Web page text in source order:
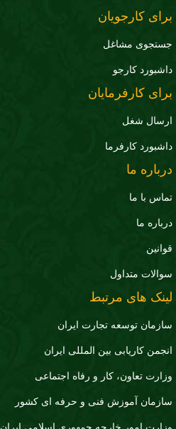
برای کارجویان
جستجوی مشاغل
داشبورد کارجو
برای کارفرمایان
ارسال شغل
داشبورد کارفرما
درباره ما
تماس با ما
درباره ما
قوانین
سوالات متداول
لینک های مرتبط
سازمان توسعه تجارت ايران
انجمن کاریابی بین المللی ایران
وزارت تعاون، کار و رفاه اجتماعی
سازمان آموزش فنی و حرفه ای کشور
وزارت امور خارجه جمهوری اسلامی ایران